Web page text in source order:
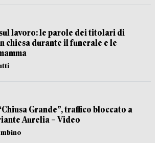
lavoro: le parole dei titolari di
chiesa durante il funerale e le
Grande”, traffico bloccato a
Aurelia – Video